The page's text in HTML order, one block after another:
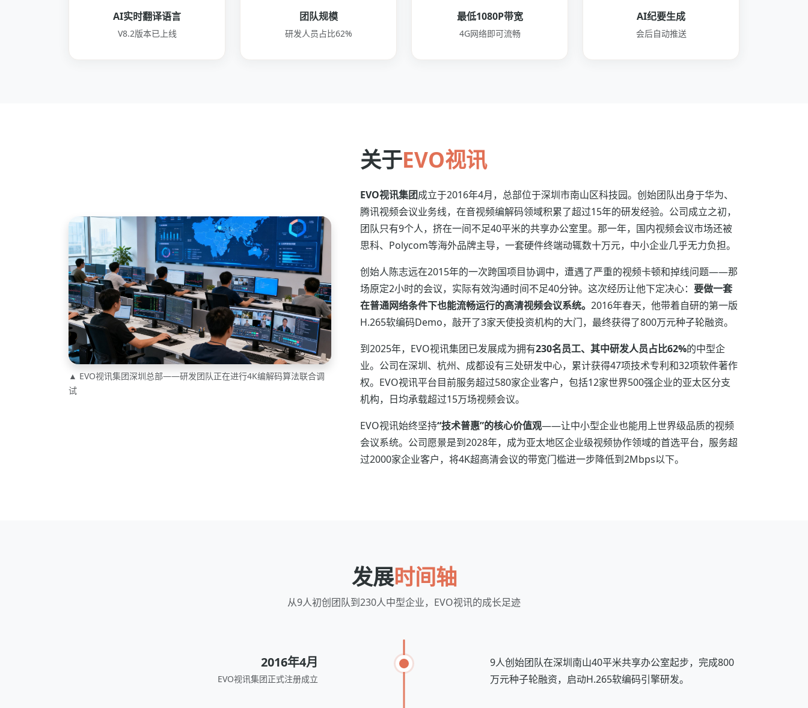
AI实时翻译语言
V8.2版本已上线
团队规模
研发人员占比62%
最低1080P带宽
4G网络即可流畅
AI纪要生成
会后自动推送
▲ EVO视讯集团深圳总部——研发团队正在进行4K编解码算法联合调
试
关于EVO视讯
EVO视讯集团成立于2016年4月，总部位于深圳市南山区科技园。创始团队出身于华为、
腾讯视频会议业务线，在音视频编解码领域积累了超过15年的研发经验。公司成立之初，
团队只有9个人，挤在一间不足40平米的共享办公室里。那一年，国内视频会议市场还被
思科、Polycom等海外品牌主导，一套硬件终端动辄数十万元，中小企业几乎无力负担。
创始人陈志远在2015年的一次跨国项目协调中，遭遇了严重的视频卡顿和掉线问题——那
场原定2小时的会议，实际有效沟通时间不足40分钟。这次经历让他下定决心： 要做一套
在普通网络条件下也能流畅运行的高清视频会议系统。 2016年春天，他带着自研的第一版
H.265软编码Demo，敲开了3家天使投资机构的大门，最终获得了800万元种子轮融资。
到2025年，EVO视讯集团已发展成为拥有230名员工、其中研发人员占比62%的中型企
业。公司在深圳、杭州、成都设有三处研发中心，累计获得47项技术专利和32项软件著作
权。EVO视讯平台目前服务超过580家企业客户，包括12家世界500强企业的亚太区分支
机构，日均承载超过15万场视频会议。
EVO视讯始终坚持“技术普惠”的核心价值观——让中小型企业也能用上世界级品质的视频
会议系统。公司愿景是到2028年，成为亚太地区企业级视频协作领域的首选平台，服务超
过2000家企业客户，将4K超高清会议的带宽门槛进一步降低到2Mbps以下。
发展时间轴
从9人初创团队到230人中型企业，EVO视讯的成长足迹
2016年4月
EVO视讯集团正式注册成立
9人创始团队在深圳南山40平米共享办公室起步，完成800
万元种子轮融资，启动H.265软编码引擎研发。